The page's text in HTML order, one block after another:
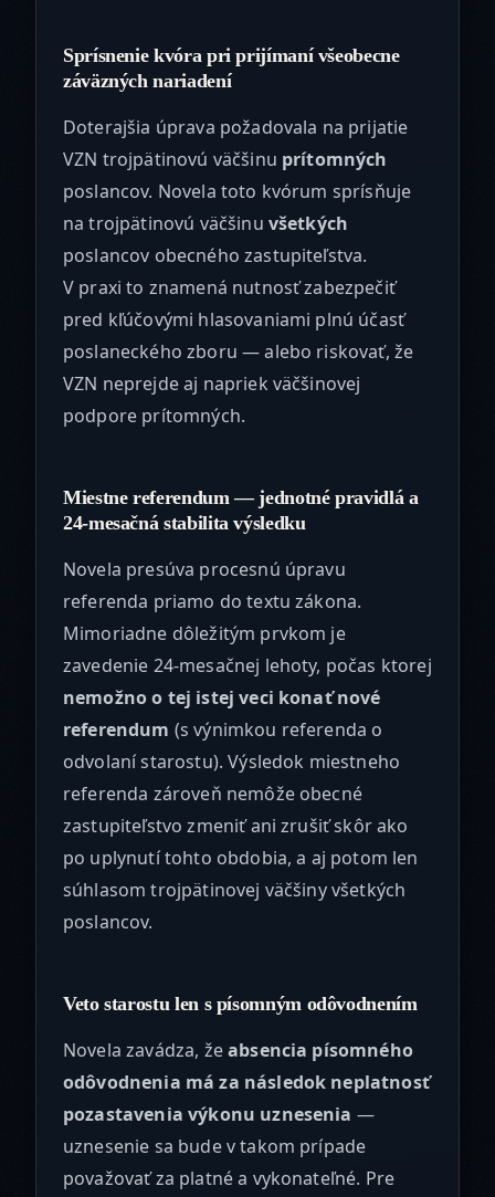
Sprísnenie kvóra pri prijímaní všeobecne
záväzných nariadení
Doterajšia úprava požadovala na prijatie
VZN trojpätinovú väčšinu prítomných
poslancov. Novela toto kvórum sprísňuje
na trojpätinovú väčšinu všetkých
poslancov obecného zastupiteľstva.
V praxi to znamená nutnosť zabezpečiť
pred kľúčovými hlasovaniami plnú účasť
poslaneckého zboru — alebo riskovať, že
VZN neprejde aj napriek väčšinovej
podpore prítomných.
Miestne referendum — jednotné pravidlá a
24-mesačná stabilita výsledku
Novela presúva procesnú úpravu
referenda priamo do textu zákona.
Mimoriadne dôležitým prvkom je
zavedenie 24-mesačnej lehoty, počas ktorej
nemožno o tej istej veci konať nové
referendum (s výnimkou referenda o
odvolaní starostu). Výsledok miestneho
referenda zároveň nemôže obecné
zastupiteľstvo zmeniť ani zrušiť skôr ako
po uplynutí tohto obdobia, a aj potom len
súhlasom trojpätinovej väčšiny všetkých
poslancov.
Veto starostu len s písomným odôvodnením
Novela zavádza, žeabsencia písomného
odôvodnenia má za následok neplatnosť
pozastavenia výkonu uznesenia —
uznesenie sa bude v takom prípade
považovať za platné a vykonateľné. Pre